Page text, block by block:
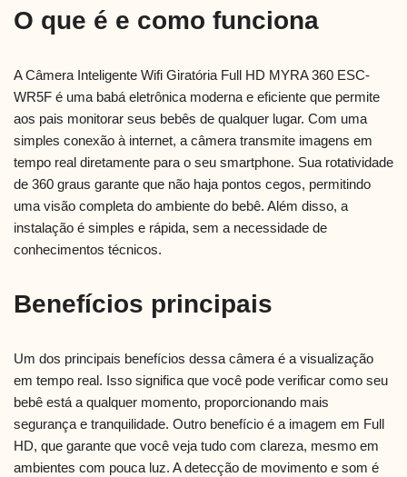
O que é e como funciona
A Câmera Inteligente Wifi Giratória Full HD MYRA 360 ESC-
WR5F é uma babá eletrônica moderna e eficiente que permite
aos pais monitorar seus bebês de qualquer lugar. Com uma
simples conexão à internet, a câmera transmite imagens em
tempo real diretamente para o seu smartphone. Sua rotatividade
de 360 graus garante que não haja pontos cegos, permitindo
uma visão completa do ambiente do bebê. Além disso, a
instalação é simples e rápida, sem a necessidade de
conhecimentos técnicos.
Benefícios principais
Um dos principais benefícios dessa câmera é a visualização
em tempo real. Isso significa que você pode verificar como seu
bebê está a qualquer momento, proporcionando mais
segurança e tranquilidade. Outro benefício é a imagem em Full
HD, que garante que você veja tudo com clareza, mesmo em
ambientes com pouca luz. A detecção de movimento e som é